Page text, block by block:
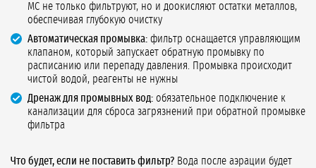
МС не только фильтруют, но и доокисляют остатки металлов,
обеспечивая глубокую очистку
Автоматическая промывка: фильтр оснащается управляющим
клапаном, который запускает обратную промывку по
расписанию или перепаду давления. Промывка происходит
чистой водой, реагенты не нужны
Дренаж для промывных вод: обязательное подключение к
канализации для сброса загрязнений при обратной промывке
фильтра
Что будет, если не поставить фильтр? Вода после аэрации будет